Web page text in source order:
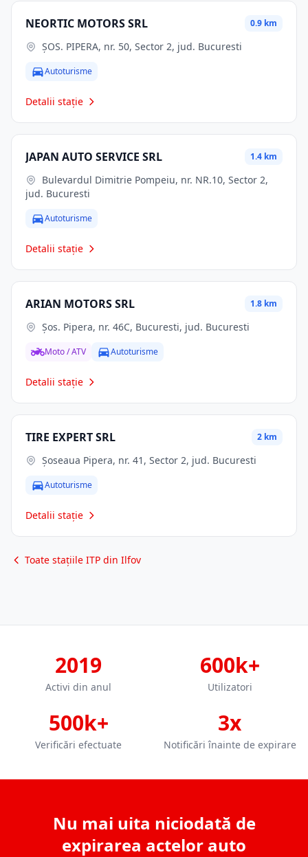
NEORTIC MOTORS SRL 0.9 km
ŞOS. PIPERA, nr. 50, Sector 2, jud. Bucuresti
Autoturisme
Detalii stație
JAPAN AUTO SERVICE SRL 1.4 km
jud. Bucuresti
Autoturisme
Detalii stație
ARIAN MOTORS SRL 1.8 km
Şos. Pipera, nr. 46C, Bucuresti, jud. Bucuresti
Moto / ATV Autoturisme
Detalii stație
TIRE EXPERT SRL 2 km
Șoseaua Pipera, nr. 41, Sector 2, jud. Bucuresti
Autoturisme
Detalii stație
Toate stațiile ITP din Ilfov
2019
Activi din anul
600k+
Utilizatori
500k+
Verificări efectuate
3x
Notificări înainte de expirare
Nu mai uita niciodată de
expirarea actelor auto